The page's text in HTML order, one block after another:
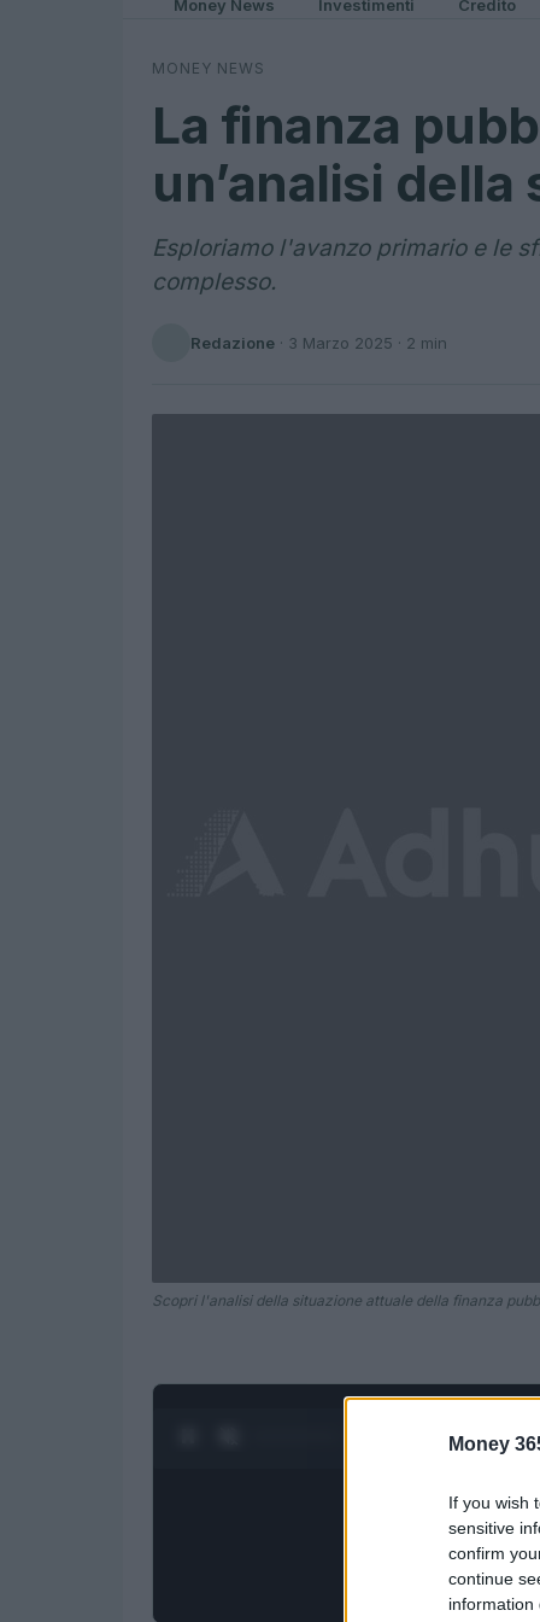
Money
If you wish
sensitive
confirm
continue
information
Money News Investimenti Credito
MONEY NEWS
La finanza
un’analisi
Esploriamo l'avanzo primario e le
complesso.
Redazione · 3 Marzo 2025 · 2 min
Scopri l'analisi della situazione attuale della finanza
1/4